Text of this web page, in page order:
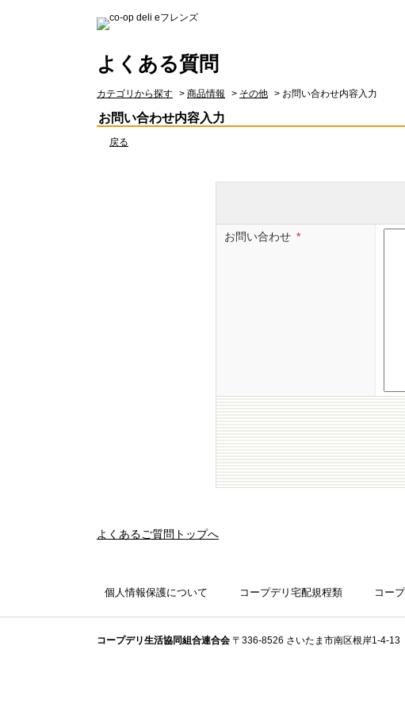
よくある質問
カテゴリから探す > 商品情報 > その他 > お問い合わせ内容入力
お問い合わせ内容入力
戻る
お問い合わせ *
よくあるご質問トップへ
個人情報保護について コープデリ宅配規程類 コー
コープデリ⽣活協同組合連合会 〒336-8526 さいたま市南区根岸1-4-13